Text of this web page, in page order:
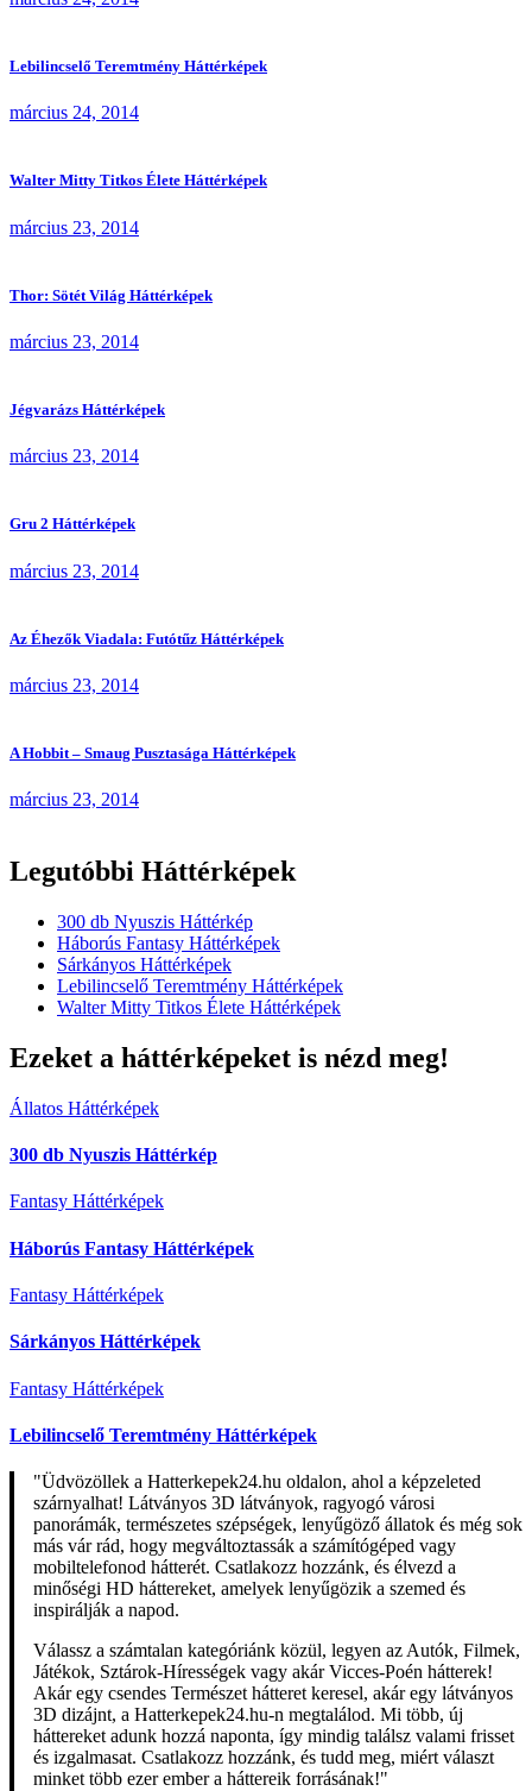
Lebilincselő Teremtmény Háttérképek
március 24, 2014
Walter Mitty Titkos Élete Háttérképek
március 23, 2014
Thor: Sötét Világ Háttérképek
március 23, 2014
Jégvarázs Háttérképek
március 23, 2014
Gru 2 Háttérképek
március 23, 2014
Az Éhezők Viadala: Futótűz Háttérképek
március 23, 2014
A Hobbit – Smaug Pusztasága Háttérképek
március 23, 2014
Legutóbbi Háttérképek
300 db Nyuszis Háttérkép
Háborús Fantasy Háttérképek
Sárkányos Háttérképek
Lebilincselő Teremtmény Háttérképek
Walter Mitty Titkos Élete Háttérképek
Ezeket a háttérképeket is nézd meg!
Állatos Háttérképek
300 db Nyuszis Háttérkép
Fantasy Háttérképek
Háborús Fantasy Háttérképek
Fantasy Háttérképek
Sárkányos Háttérképek
Fantasy Háttérképek
Lebilincselő Teremtmény Háttérképek
"Üdvözöllek a Hatterkepek24.hu oldalon, ahol a képzeleted
szárnyalhat! Látványos 3D látványok, ragyogó városi
panorámák, természetes szépségek, lenyűgöző állatok és még sok
más vár rád, hogy megváltoztassák a számítógéped vagy
mobiltelefonod hátterét. Csatlakozz hozzánk, és élvezd a
minőségi HD háttereket, amelyek lenyűgözik a szemed és
inspirálják a napod.
Válassz a számtalan kategóriánk közül, legyen az Autók, Filmek,
Játékok, Sztárok-Hírességek vagy akár Vicces-Poén hátterek!
Akár egy csendes Természet hátteret keresel, akár egy látványos
3D dizájnt, a Hatterkepek24.hu-n megtalálod. Mi több, új
háttereket adunk hozzá naponta, így mindig találsz valami frisset
és izgalmasat. Csatlakozz hozzánk, és tudd meg, miért választ
minket több ezer ember a háttereik forrásának!"